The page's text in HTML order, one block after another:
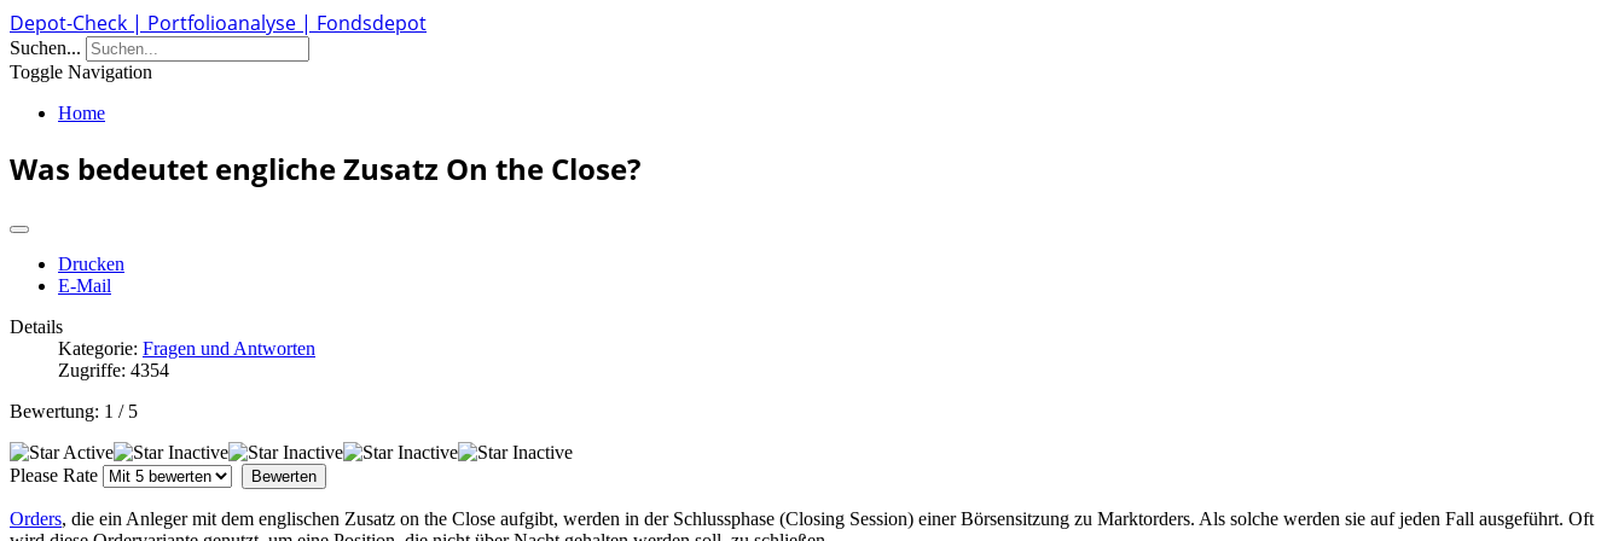
Depot-Check | Portfolioanalyse | Fondsdepot
Suchen...
Toggle Navigation
Home
Was bedeutet engliche Zusatz On the Close?
Drucken
E-Mail
Details
Kategorie: Fragen und Antworten
Zugriffe: 4354
Bewertung: 1 / 5
Please Rate
Orders, die ein Anleger mit dem englischen Zusatz on the Close aufgibt, werden in der Schlussphase (Closing Session) einer Börsensitzung zu Marktorders. Als solche werden sie auf jeden Fall ausgeführt. Oft